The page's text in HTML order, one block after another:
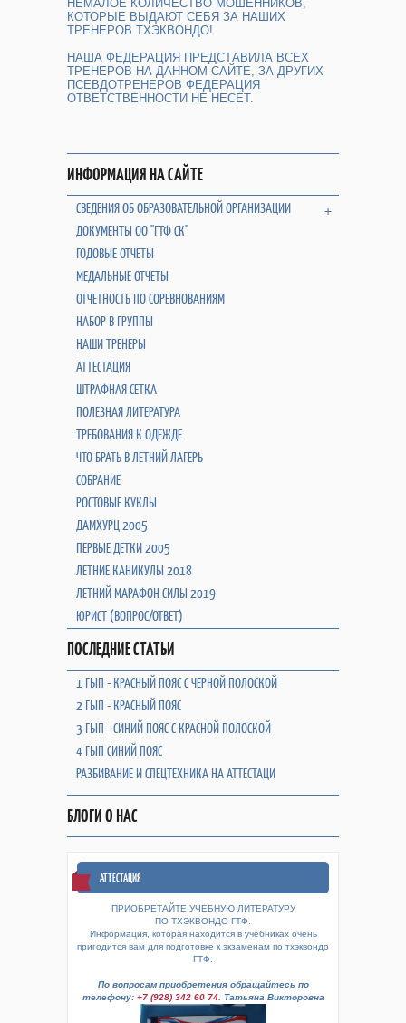
НЕМАЛОЕ КОЛИЧЕСТВО МОШЕННИКОВ,
КОТОРЫЕ ВЫДАЮТ СЕБЯ ЗА НАШИХ
ТРЕНЕРОВ ТХЭКВОНДО!
НАША ФЕДЕРАЦИЯ ПРЕДСТАВИЛА ВСЕХ
ТРЕНЕРОВ НА ДАННОМ САЙТЕ, ЗА ДРУГИХ
ПСЕВДОТРЕНЕРОВ ФЕДЕРАЦИЯ
ОТВЕТСТВЕННОСТИ НЕ НЕСЁТ.
ИНФОРМАЦИЯ НА САЙТЕ
+
СВЕДЕНИЯ ОБ ОБРАЗОВАТЕЛЬНОЙ ОРГАНИЗАЦИИ
ДОКУМЕНТЫ ОО "ГТФ СК"
ГОДОВЫЕ ОТЧЕТЫ
МЕДАЛЬНЫЕ ОТЧЕТЫ
ОТЧЕТНОСТЬ ПО СОРЕВНОВАНИЯМ
НАБОР В ГРУППЫ
НАШИ ТРЕНЕРЫ
АТТЕСТАЦИЯ
ШТРАФНАЯ СЕТКА
ПОЛЕЗНАЯ ЛИТЕРАТУРА
ТРЕБОВАНИЯ К ОДЕЖДЕ
ЧТО БРАТЬ В ЛЕТНИЙ ЛАГЕРЬ
СОБРАНИЕ
РОСТОВЫЕ КУКЛЫ
ДАМХУРЦ 2005
ПЕРВЫЕ ДЕТКИ 2005
ЛЕТНИЕ КАНИКУЛЫ 2018
ЛЕТНИЙ МАРАФОН СИЛЫ 2019
ЮРИСТ (ВОПРОС/ОТВЕТ)
ПОСЛЕДНИЕ СТАТЬИ
1 ГЫП - КРАСНЫЙ ПОЯС С ЧЕРНОЙ ПОЛОСКОЙ
2 ГЫП - КРАСНЫЙ ПОЯС
3 ГЫП - СИНИЙ ПОЯС С КРАСНОЙ ПОЛОСКОЙ
4 ГЫП СИНИЙ ПОЯС
РАЗБИВАНИЕ И СПЕЦТЕХНИКА НА АТТЕСТАЦИ
БЛОГИ О НАС
АТТЕСТАЦИЯ
ПРИОБРЕТАЙТЕ УЧЕБНУЮ ЛИТЕРАТУРУ
ПО ТХЭКВОНДО ГТФ.
Информация, которая находится в учебниках очень
пригодится вам для подготовке к экзаменам по тхэквондо
ГТФ.
По вопросам приобретения обращайтесь по
телефону: +7 (928) 342 60 74. Татьяна Викторовна